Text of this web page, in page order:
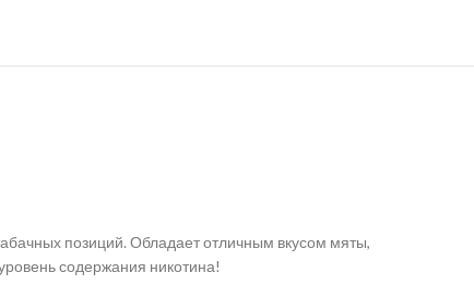
позиций. Обладает отличным вкусом мяты,
содержания никотина!